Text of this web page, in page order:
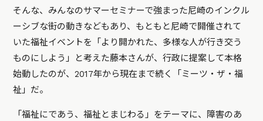
そんな、みんなのサマーセミナーで強まった尼崎のインクル
ーシブな街の動きなどもあり、もともと尼崎で開催されて
いた福祉イベントを「より開かれた、多様な人が行き交う
ものにしよう」と考えた藤本さんが、行政に提案して本格
始動したのが、2017年から現在まで続く「ミーツ・ザ・福
祉」だ。
「福祉にであう、福祉とまじわる」をテーマに、障害のあ